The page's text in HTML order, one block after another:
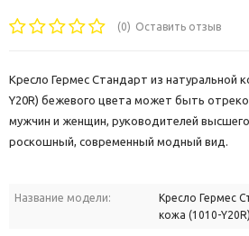
(0) Оставить отзыв
Кресло Гермес Стандарт из натуральной
Y20R) бежевого цвета может быть
мужчин и женщин, руководителей
роскошный, современный модный вид.
Название модели:
Кресло Гермес
кожа (1010-